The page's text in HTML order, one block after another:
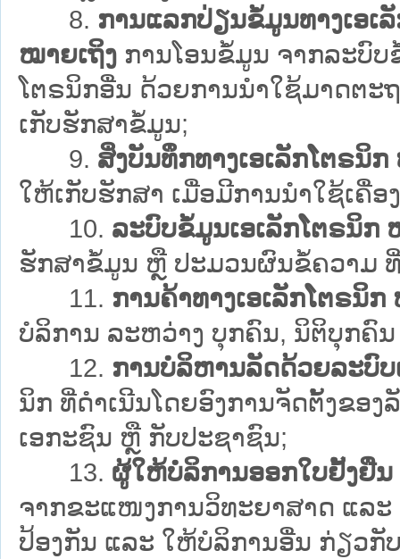
8. ການແລກປ່ຽນຂໍ້ມູນທາງເອເ
ໝາຍເຖິງ ການໂອນຂໍ້ມູນ ຈາກລະບົບ
ໂຕຣນິກອື່ນ ດ້ວຍການນຳໃຊ້ມາດຕະ
ເກັບຮັກສາຂໍ້ມູນ;
9. ສິ່ງບັນທຶກທາງເອເລັກໂຕຣນິ
ໃຫ້ເກັບຮັກສາ ເມື່ອມີການນຳໃຊ້ເຄື່ອ
10. ລະບົບຂໍ້ມູນເອເລັກໂຕຣນິກ
ຮັກສາຂໍ້ມູນ ຫຼື ປະມວນຜົນຂໍ້ຄວາມ
11. ການຄ້າທາງເອເລັກໂຕຣນິກ
ບໍລິການ ລະຫວ່າງ ບຸກຄົນ, ນິຕິບຸກຄົນ
12. ການບໍລິຫານລັດດ້ວຍລະບົບ
ນິກ ທີ່ດຳເນີນໂດຍອົງການຈັດຕັ້ງຂອ
ເອກະຊົນ ຫຼື ກັບປະຊາຊົນ;
13. ຜູ້ໃຫ້ບໍລິການອອກໃບຢັ້ງຢືນ
ຈາກຂະແໜງການວິທະຍາສາດ ແລະ
ປ້ອງກັນ ແລະ ໃຫ້ບໍລິການອື່ນ ກ່ຽວກັ